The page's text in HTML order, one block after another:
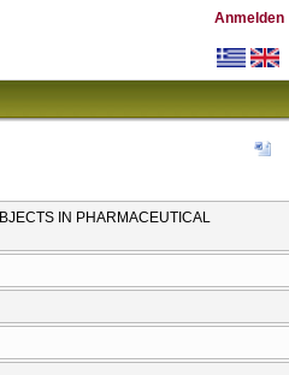
Anmelden
IN PHARMACEUTICAL